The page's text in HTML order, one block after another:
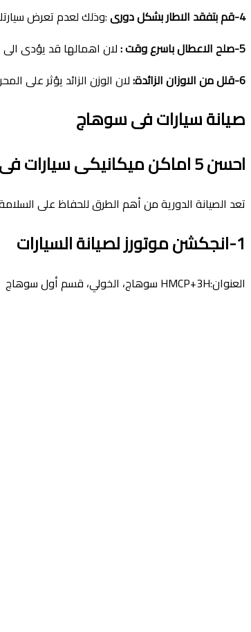
4-قم بتفقد الاطار بشكل دورى
:وذلك لعدم تعرض
5-صلح الاعطال باسرع وقت :
لان اهمالها قد يؤدى
6-قلل من الاوزان الزائدة:
لان الوزن الزائد يؤثر على
صيانة سيارات فى سوهاج
احسن 5 اماكن ميكانيكى سيارات فى سوهاج
تعد الصيانة الدورية من أهم الطرق للحفاظ على
1-انجكشن موتورز لصيانة السيارات
العنوان:HMCP+3H سوهاج، الخولي، قسم أول سوهاج